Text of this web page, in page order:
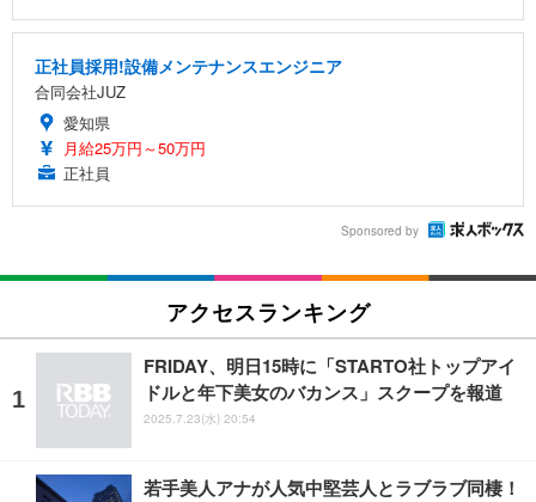
正社員採用!設備メンテナンスエンジニア
合同会社JUZ
愛知県
月給25万円～50万円
正社員
Sponsored by
アクセスランキング
FRIDAY、明日15時に「STARTO社トップアイ
ドルと年下美女のバカンス」スクープを報道
2025.7.23(水) 20:54
若手美人アナが人気中堅芸人とラブラブ同棲！